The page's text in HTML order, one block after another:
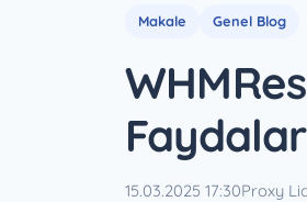
Makale Genel Blog
15.03.2025 17:30Proxy